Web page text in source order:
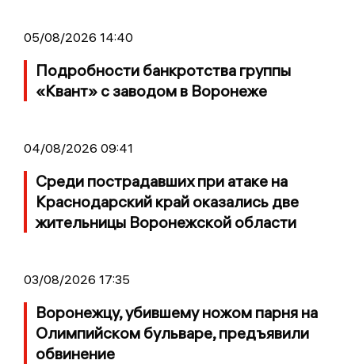
05/08/2026 14:40
Подробности банкротства группы
«Квант» с заводом в Воронеже
04/08/2026 09:41
Среди пострадавших при атаке на
Краснодарский край оказались две
жительницы Воронежской области
03/08/2026 17:35
Воронежцу, убившему ножом парня на
Олимпийском бульваре, предъявили
обвинение